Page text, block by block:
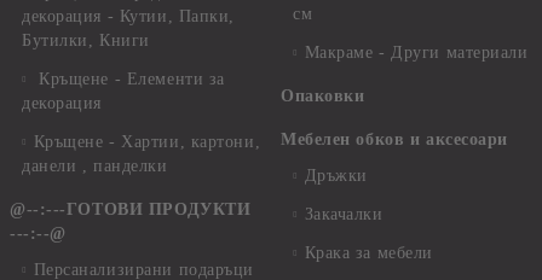
декорация - Кутии, Папки,
Бутилки, Книги
Кръщене - Елементи за
декорация
Кръщене - Хартии, картони,
данели , панделки
@--:---ГОТОВИ ПРОДУКТИ
---:--@
Персанализирани подаръци
см
Макраме - Други материали
Опаковки
Мебелен обков и аксесоари
Дръжки
Закачалки
Крака за мебели